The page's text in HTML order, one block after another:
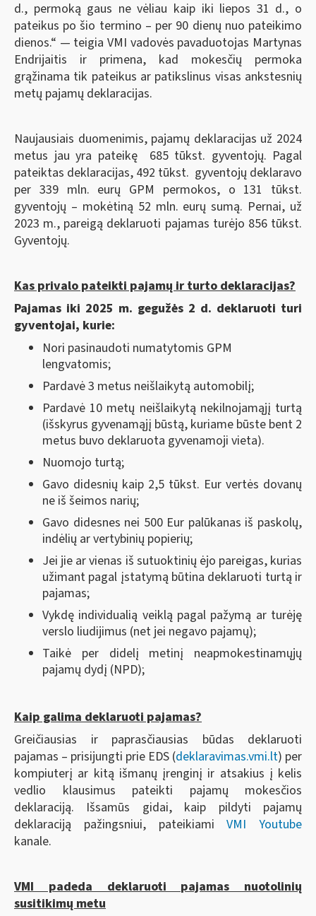
d., permoką gaus ne vėliau kaip iki liepos 31 d., o
pateikus po šio termino – per 90 dienų nuo pateikimo
dienos.“ — teigia VMI vadovės pavaduotojas Martynas
Endrijaitis ir primena, kad mokesčių permoka
grąžinama tik pateikus ar patikslinus visas ankstesnių
metų pajamų deklaracijas.
Naujausiais duomenimis, pajamų deklaracijas už 2024
metus jau yra pateikę 685 tūkst. gyventojų. Pagal
pateiktas deklaracijas, 492 tūkst. gyventojų deklaravo
per 339 mln. eurų GPM permokos, o 131 tūkst.
gyventojų – mokėtiną 52 mln. eurų sumą. Pernai, už
2023 m., pareigą deklaruoti pajamas turėjo 856 tūkst.
Gyventojų.
Kas privalo pateikti pajamų ir turto deklaracijas?
Pajamas iki 2025 m. gegužės 2 d. deklaruoti turi
gyventojai, kurie:
Nori pasinaudoti numatytomis GPM
lengvatomis;
Pardavė 3 metus neišlaikytą automobilį;
Pardavė 10 metų neišlaikytą nekilnojamąjį turtą
(išskyrus gyvenamąjį būstą, kuriame būste bent 2
metus buvo deklaruota gyvenamoji vieta).
Nuomojo turtą;
Gavo didesnių kaip 2,5 tūkst. Eur vertės dovanų
ne iš šeimos narių;
Gavo didesnes nei 500 Eur palūkanas iš paskolų,
indėlių ar vertybinių popierių;
Jei jie ar vienas iš sutuoktinių ėjo pareigas, kurias
užimant pagal įstatymą būtina deklaruoti turtą ir
pajamas;
Vykdę individualią veiklą pagal pažymą ar turėję
verslo liudijimus (net jei negavo pajamų);
Taikė per didelį metinį neapmokestinamųjų
pajamų dydį (NPD);
Kaip galima deklaruoti pajamas?
Greičiausias ir paprasčiausias būdas deklaruoti
pajamas – prisijungti prie EDS (deklaravimas.vmi.lt) per
kompiuterį ar kitą išmanų įrenginį ir atsakius į kelis
vedlio klausimus pateikti pajamų mokesčios
deklaraciją. Išsamūs gidai, kaip pildyti pajamų
deklaraciją pažingsniui, pateikiamiVMI Youtube
kanale.
VMI padeda deklaruoti pajamas nuotolinių
susitikimų metu